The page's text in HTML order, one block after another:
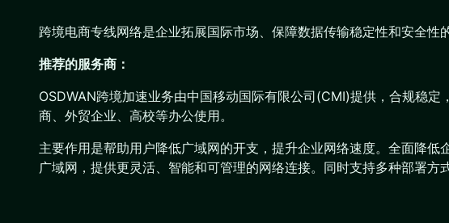
跨境电商专线网络是企业拓展国际市场、保障数据传输稳定性和安全
推荐的服务商：
OSDWAN跨境加速业务由中国移动国际有限公司(CMI)提供，合规稳
商、外贸企业、高校等办公使用。
主要作用是帮助用户降低广域网的开支，提升企业网络速度。全面降
广域网，提供更灵活、智能和可管理的网络连接。同时支持多种部署方